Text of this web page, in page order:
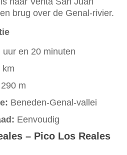
brug over de Genal-rivier.
uur en 20 minuten
km
290 m
Beneden-Genal-vallei
Eenvoudig
– Pico Los Reales